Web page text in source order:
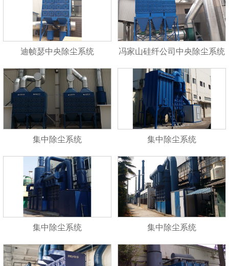
迪帧瑟中央除尘系统 冯家山硅纤公司中央除尘系统
集中除尘系统 集中除尘系统
集中除尘系统 集中除尘系统